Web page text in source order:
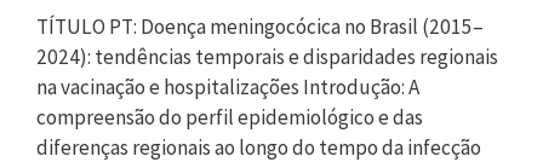
TÍTULO PT: Doença meningocócica no Brasil (2015–
2024): tendências temporais e disparidades regionais
na vacinação e hospitalizações Introdução: A
compreensão do perfil epidemiológico e das
diferenças regionais ao longo do tempo da infecção